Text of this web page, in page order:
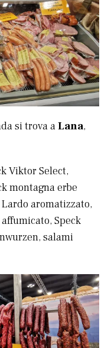
si trova aLana,
Viktor Select,
montagna erbe
aromatizzato,
Speck
salami